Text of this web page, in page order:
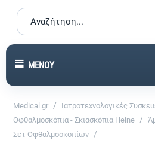
ΜΕΝΟΎ
Medical.gr / Ιατροτεχνολογικές
Οφθαλμοσκόπια - Σκιασκόπια Heine /
Σετ Οφθαλμοσκοπίων /